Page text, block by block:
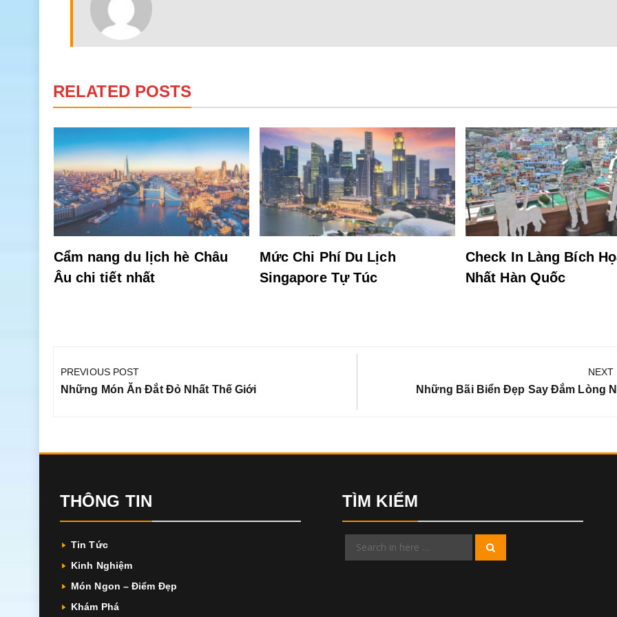
RELATED POSTS
Cẩm nang du lịch hè Châu
Âu chi tiết nhất
Mức Chi Phí Du Lịch
Singapore Tự Túc
Check In Làng Bích
Nhất Hàn Quốc
hướng
bài
PREVIOUS POST
Previous
Những Món Ăn Đắt Đỏ Nhất Thế Giới
NEXT
Next
Những Bãi Biển Đẹp Say Đắm Lòng
THÔNG TIN
Tin Tức
Kinh Nghiệm
Món Ngon – Điểm Đẹp
Khám Phá
TÌM KIẾM
Search